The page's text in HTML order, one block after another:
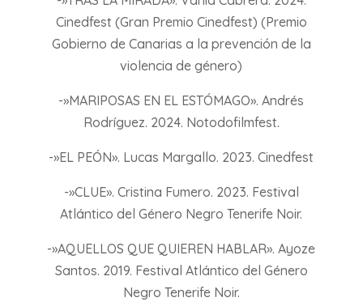
Cinedfest (Gran Premio Cinedfest) (Premio
Gobierno de Canarias a la prevención de la
violencia de género)
-»MARIPOSAS EN EL ESTÓMAGO». Andrés
Rodríguez. 2024. Notodofilmfest.
-»EL PEÓN». Lucas Margallo. 2023. Cinedfest
-»CLUE». Cristina Fumero. 2023. Festival
Atlántico del Género Negro Tenerife Noir.
-»AQUELLOS QUE QUIEREN HABLAR». Ayoze
Santos. 2019. Festival Atlántico del Género
Negro Tenerife Noir.